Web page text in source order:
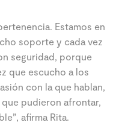
Estamos en
soporte y cada vez
seguridad, porque
que escucho a los
con la que hablan,
pudieron afrontar,
afirma Rita.